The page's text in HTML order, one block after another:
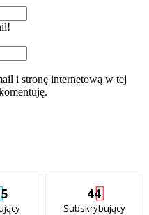
i stronę internetową w tej
44
Subskrybujący